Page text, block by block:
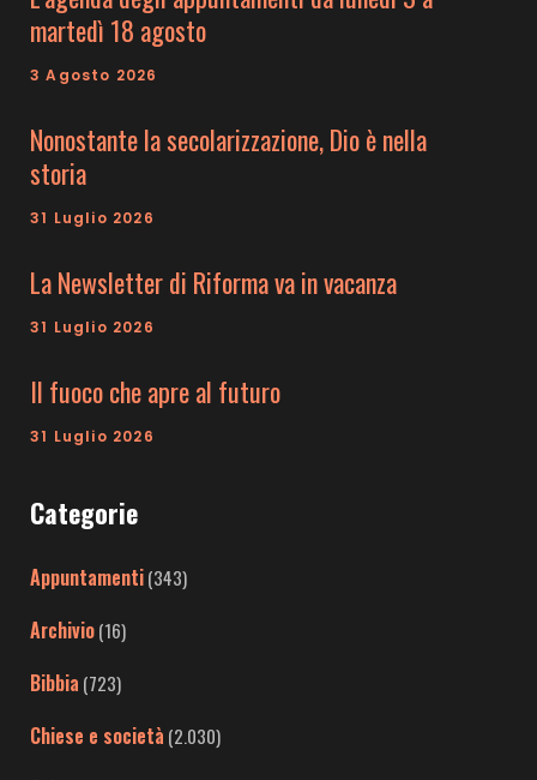
martedì 18 agosto
3 Agosto 2026
Nonostante la secolarizzazione, Dio è nella
storia
31 Luglio 2026
La Newsletter di Riforma va in vacanza
31 Luglio 2026
Il fuoco che apre al futuro
31 Luglio 2026
Categorie
Appuntamenti(343)
Archivio(16)
Bibbia (723)
Chiese e società (2.030)